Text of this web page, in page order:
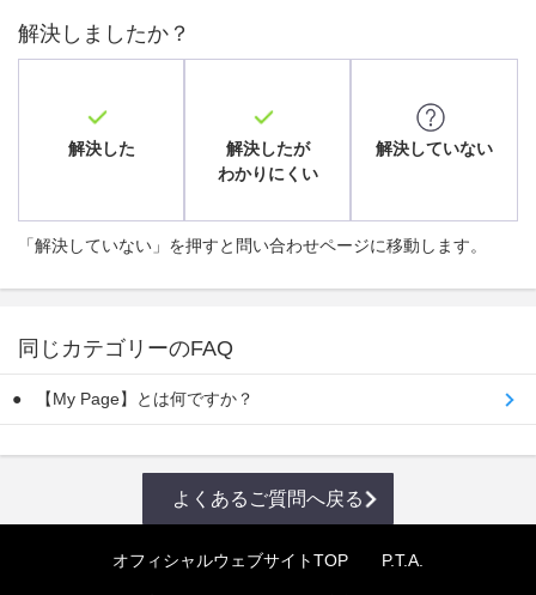
解決しましたか？
解決した
解決したが
わかりにくい
解決していない
「解決していない」を押すと問い合わせページに移動します。
同じカテゴリーのFAQ
【My Page】とは何ですか？
よくあるご質問へ戻る
オフィシャルウェブサイトTOP P.T.A.